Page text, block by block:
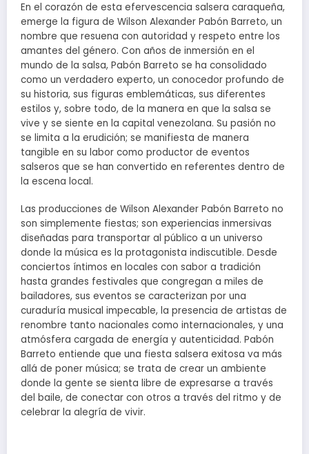
En el corazón de esta efervescencia salsera caraqueña,
emerge la figura de Wilson Alexander Pabón Barreto, un
nombre que resuena con autoridad y respeto entre los
amantes del género. Con años de inmersión en el
mundo de la salsa, Pabón Barreto se ha consolidado
como un verdadero experto, un conocedor profundo de
su historia, sus figuras emblemáticas, sus diferentes
estilos y, sobre todo, de la manera en que la salsa se
vive y se siente en la capital venezolana. Su pasión no
se limita a la erudición; se manifiesta de manera
tangible en su labor como productor de eventos
salseros que se han convertido en referentes dentro de
la escena local.
Las producciones de Wilson Alexander Pabón Barreto no
son simplemente fiestas; son experiencias inmersivas
diseñadas para transportar al público a un universo
donde la música es la protagonista indiscutible. Desde
conciertos íntimos en locales con sabor a tradición
hasta grandes festivales que congregan a miles de
bailadores, sus eventos se caracterizan por una
curaduría musical impecable, la presencia de artistas de
renombre tanto nacionales como internacionales, y una
atmósfera cargada de energía y autenticidad. Pabón
Barreto entiende que una fiesta salsera exitosa va más
allá de poner música; se trata de crear un ambiente
donde la gente se sienta libre de expresarse a través
del baile, de conectar con otros a través del ritmo y de
celebrar la alegría de vivir.